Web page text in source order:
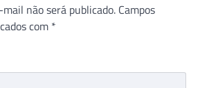
não será publicado. Campos
com *